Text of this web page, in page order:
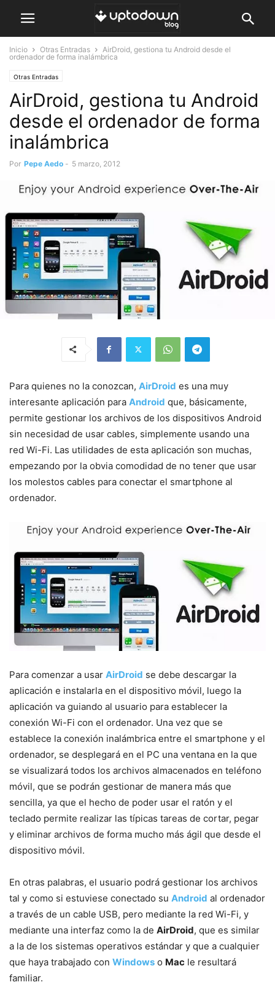
Inicio Otras Entradas
AirDroid, gestiona tu Android desde el
ordenador de forma inalámbrica
Otras Entradas
AirDroid, gestiona tu Android
desde el ordenador de forma
inalámbrica
Por Pepe Aedo - 5 marzo, 2012
Para quienes no la conozcan, AirDroid es una muy
interesante aplicación para Android que, básicamente,
permite gestionar los archivos de los dispositivos Android
sin necesidad de usar cables, simplemente usando una
red Wi-Fi. Las utilidades de esta aplicación son muchas,
empezando por la obvia comodidad de no tener que usar
los molestos cables para conectar el smartphone al
ordenador.
Para comenzar a usar AirDroid se debe descargar la
aplicación e instalarla en el dispositivo móvil, luego la
aplicación va guiando al usuario para establecer la
conexión Wi-Fi con el ordenador. Una vez que se
establece la conexión inalámbrica entre el smartphone y el
ordenador, se desplegará en el PC una ventana en la que
se visualizará todos los archivos almacenados en teléfono
móvil, que se podrán gestionar de manera más que
sencilla, ya que el hecho de poder usar el ratón y el
teclado permite realizar las típicas tareas de cortar, pegar
y eliminar archivos de forma mucho más ágil que desde el
dispositivo móvil.
En otras palabras, el usuario podrá gestionar los archivos
tal y como si estuviese conectado su Android al ordenador
a través de un cable USB, pero mediante la red Wi-Fi, y
mediante una interfaz como la de AirDroid, que es similar
a la de los sistemas operativos estándar y que a cualquier
que haya trabajado con Windows o Mac le resultará
familiar.